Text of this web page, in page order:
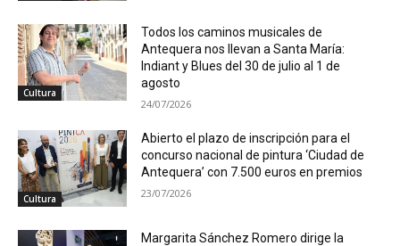
Cultura
Todos los caminos musicales de
Antequera nos llevan a Santa María:
Indiant y Blues del 30 de julio al 1 de
agosto
24/07/2026
Cultura
Abierto el plazo de inscripción para el
concurso nacional de pintura ‘Ciudad de
Antequera’ con 7.500 euros en premios
23/07/2026
Margarita Sánchez Romero dirige la